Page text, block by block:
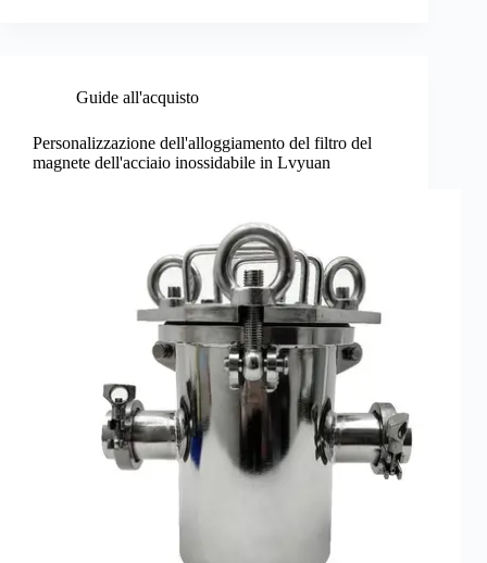
Guide all'acquisto
Personalizzazione dell'alloggiamento del filtro del
magnete dell'acciaio inossidabile in Lvyuan